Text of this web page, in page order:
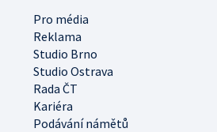
Pro média
Reklama
Studio Brno
Studio Ostrava
Rada ČT
Kariéra
Podávání námětů